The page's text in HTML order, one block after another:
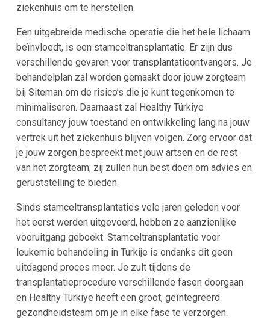
ziekenhuis om te herstellen.
Een uitgebreide medische operatie die het hele lichaam
beïnvloedt, is een stamceltransplantatie. Er zijn dus
verschillende gevaren voor transplantatieontvangers. Je
behandelplan zal worden gemaakt door jouw zorgteam
bij Siteman om de risico’s die je kunt tegenkomen te
minimaliseren. Daarnaast zal Healthy Türkiye
consultancy jouw toestand en ontwikkeling lang na jouw
vertrek uit het ziekenhuis blijven volgen. Zorg ervoor dat
je jouw zorgen bespreekt met jouw artsen en de rest
van het zorgteam; zij zullen hun best doen om advies en
geruststelling te bieden.
Sinds stamceltransplantaties vele jaren geleden voor
het eerst werden uitgevoerd, hebben ze aanzienlijke
vooruitgang geboekt. Stamceltransplantatie voor
leukemie behandeling in Turkije is ondanks dit geen
uitdagend proces meer. Je zult tijdens de
transplantatieprocedure verschillende fasen doorgaan
en Healthy Türkiye heeft een groot, geïntegreerd
gezondheidsteam om je in elke fase te verzorgen.